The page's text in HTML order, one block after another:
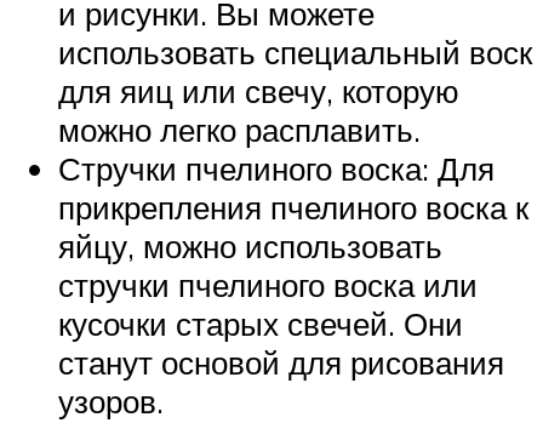
и рисунки. Вы можете
использовать специальный воск
для яиц или свечу, которую
можно легко расплавить.
Стручки пчелиного воска: Для
прикрепления пчелиного воска к
яйцу, можно использовать
стручки пчелиного воска или
кусочки старых свечей. Они
станут основой для рисования
узоров.